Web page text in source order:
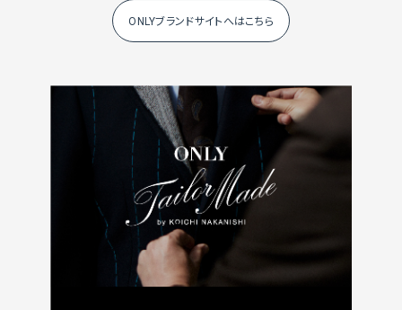
ONLYブランドサイトへはこちら